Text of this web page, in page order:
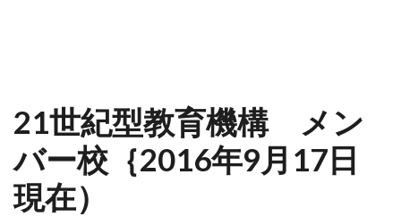
21世紀型教育機構 メン
バー校｛2016年9月17日
現在）